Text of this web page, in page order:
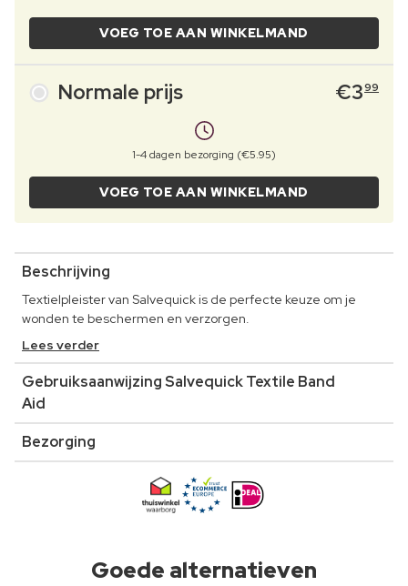
VOEG TOE AAN WINKELMAND
Normale prijs €399
1-4 dagen bezorging (€5.95)
VOEG TOE AAN WINKELMAND
Beschrijving
Textielpleister van Salvequick is de perfecte keuze om je
wonden te beschermen en verzorgen.
Lees verder
Gebruiksaanwijzing Salvequick Textile Band
Aid
Bezorging
Goede alternatieven